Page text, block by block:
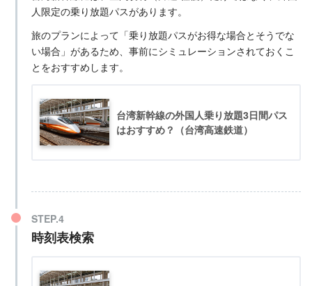
人限定の乗り放題パスがあります。
旅のプランによって「乗り放題パスがお得な場合とそうでな
い場合」があるため、事前にシミュレーションされておくこ
とをおすすめします。
台湾新幹線の外国人乗り放題3日間パス
はおすすめ？（台湾高速鉄道）
時刻表検索